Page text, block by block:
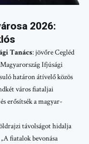
2026:
Tanács: jövőre Cegléd
Ifjúsági
határon átívelő közös
város fiataljai
erősítsék a magyar-
távolságot hidalja
fiatalok bevonása